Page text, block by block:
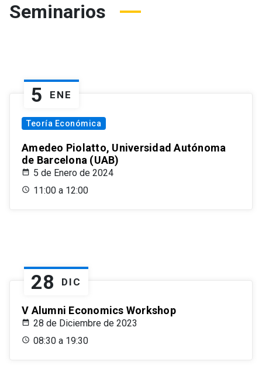
Seminarios
5 ENE
Teoría Económica
Amedeo Piolatto, Universidad Autónoma
de Barcelona (UAB)
5 de Enero de 2024
11:00 a 12:00
28 DIC
V Alumni Economics Workshop
28 de Diciembre de 2023
08:30 a 19:30